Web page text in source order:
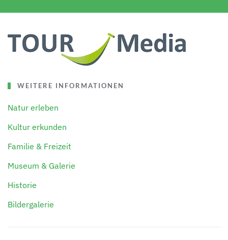
WEITERE INFORMATIONEN
Natur erleben
Kultur erkunden
Familie & Freizeit
Museum & Galerie
Historie
Bildergalerie